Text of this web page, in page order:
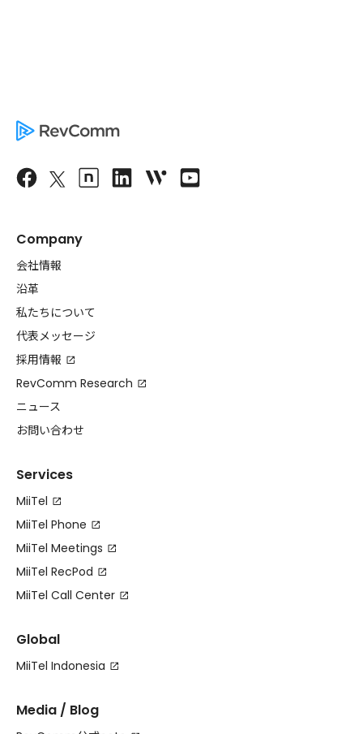
Company
会社情報
沿革
私たちについて
代表メッセージ
採用情報
RevComm Research
ニュース
お問い合わせ
Services
MiiTel
MiiTel Phone
MiiTel Meetings
MiiTel RecPod
MiiTel Call Center
Global
MiiTel Indonesia
Media / Blog